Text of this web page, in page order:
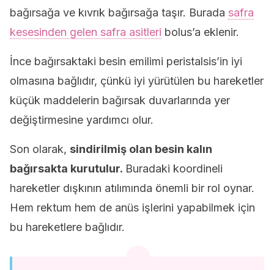
bağırsağa ve kıvrık bağırsağa taşır. Burada safra
kesesinden gelen safra asitleri bolus’a eklenir.
İnce bağırsaktaki besin emilimi peristalsis’in iyi
olmasına bağlıdır, çünkü iyi yürütülen bu hareketler
küçük maddelerin bağırsak duvarlarında yer
değiştirmesine yardımcı olur.
Son olarak, sindirilmiş olan besin kalın
bağırsakta kurutulur. Buradaki koordineli
hareketler dışkının atılımında önemli bir rol oynar.
Hem rektum hem de anüs işlerini yapabilmek için
bu hareketlere bağlıdır.